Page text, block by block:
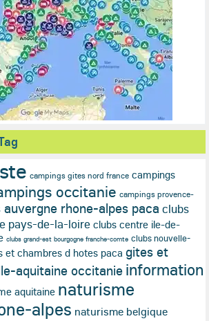
campings gites nord france campings
occitanie campings provence-
auvergne rhone-alpes paca clubs
pays-de-la-loire clubs centre ile-de-
clubs grand-est bourgogne franche-comte clubs nouvelle-
et chambres d hotes paca gites et
aquitaine occitanie information
aquitaine naturisme
alpes naturisme belgique